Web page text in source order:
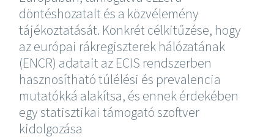
döntéshozatalt és a közvélemény
tájékoztatását. Konkrét célkitűzése, hogy
az európai rákregiszterek hálózatának
(ENCR) adatait az ECIS rendszerben
hasznosítható túlélési és prevalencia
mutatókká alakítsa, és ennek érdekében
egy statisztikai támogató szoftver
kidolgozása